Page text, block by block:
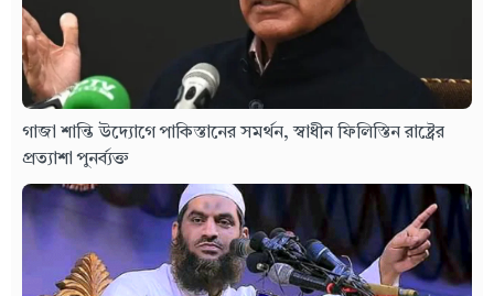
গাজা শান্তি উদ্যোগে পাকিস্তানের সমর্থন, স্বাধীন ফিলিস্তিন রাষ্ট্রের
প্রত্যাশা পুনর্ব্যক্ত